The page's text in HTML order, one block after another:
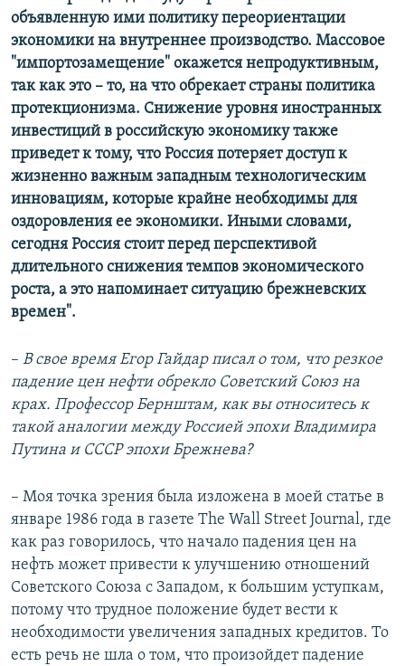
объявленную ими политику переориентации
экономики на внутреннее производство. Массовое
"импортозамещение" окажется непродуктивным,
так как это – то, на что обрекает страны политика
протекционизма. Снижение уровня иностранных
инвестиций в российскую экономику также
приведет к тому, что Россия потеряет доступ к
жизненно важным западным технологическим
инновациям, которые крайне необходимы для
оздоровления ее экономики. Иными словами,
сегодня Россия стоит перед перспективой
длительного снижения темпов экономического
роста, а это напоминает ситуацию брежневских
времен".
– В свое время Егор Гайдар писал о том, что резкое
падение цен нефти обрекло Советский Союз на
крах. Профессор Бернштам, как вы относитесь к
такой аналогии между Россией эпохи Владимира
Путина и СССР эпохи Брежнева?
– Моя точка зрения была изложена в моей статье в
январе 1986 года в газете The Wall Street Journal, где
как раз говорилось, что начало падения цен на
нефть может привести к улучшению отношений
Советского Союза с Западом, к большим уступкам,
потому что трудное положение будет вести к
необходимости увеличения западных кредитов. То
есть речь не шла о том, что произойдет падение